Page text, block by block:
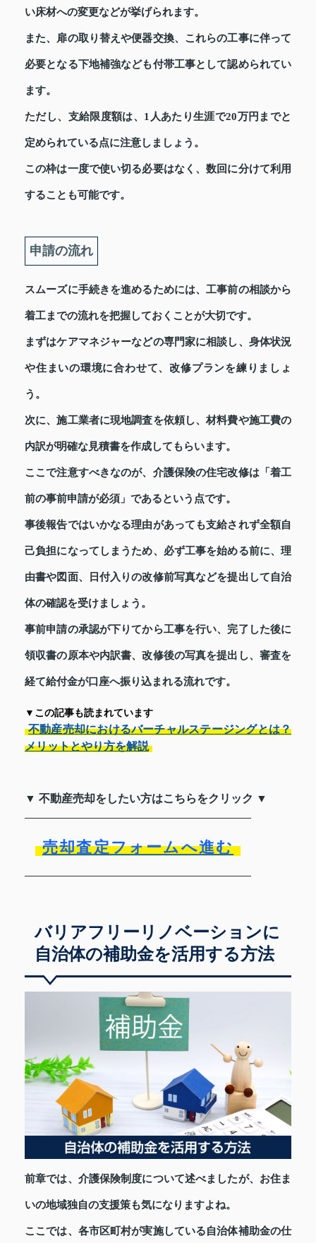
い床材への変更などが挙げられます。
また、扉の取り替えや便器交換、これらの工事に伴って
必要となる下地補強なども付帯工事として認められてい
ます。
ただし、支給限度額は、1人あたり生涯で20万円までと
定められている点に注意しましょう。
この枠は一度で使い切る必要はなく、数回に分けて利用
することも可能です。
申請の流れ
スムーズに手続きを進めるためには、工事前の相談から
着工までの流れを把握しておくことが大切です。
まずはケアマネジャーなどの専門家に相談し、身体状況
や住まいの環境に合わせて、改修プランを練りましょ
う。
次に、施工業者に現地調査を依頼し、材料費や施工費の
内訳が明確な見積書を作成してもらいます。
ここで注意すべきなのが、介護保険の住宅改修は「着工
前の事前申請が必須」であるという点です。
事後報告ではいかなる理由があっても支給されず全額自
己負担になってしまうため、必ず工事を始める前に、理
由書や図面、日付入りの改修前写真などを提出して自治
体の確認を受けましょう。
事前申請の承認が下りてから工事を行い、完了した後に
領収書の原本や内訳書、改修後の写真を提出し、審査を
経て給付金が口座へ振り込まれる流れです。
▼この記事も読まれています
不動産売却におけるバーチャルステージングとは？
メリットとやり方を解説
▼ 不動産売却をしたい方はこちらをクリック ▼
売却査定フォームへ進む
バリアフリーリノベーションに
自治体の補助金を活用する方法
前章では、介護保険制度について述べましたが、お住ま
いの地域独自の支援策も気になりますよね。
ここでは、各市区町村が実施している自治体補助金の仕